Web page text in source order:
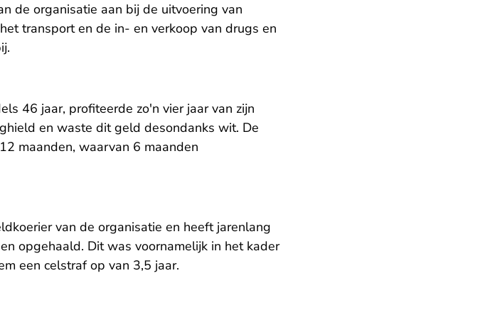
de organisatie aan bij de uitvoering van
transport en de in- en verkoop van drugs en
46 jaar, profiteerde zo'n vier jaar van zijn
en waste dit geld desondanks wit. De
maanden, waarvan 6 maanden
van de organisatie en heeft jarenlang
opgehaald. Dit was voornamelijk in het kader
een celstraf op van 3,5 jaar.